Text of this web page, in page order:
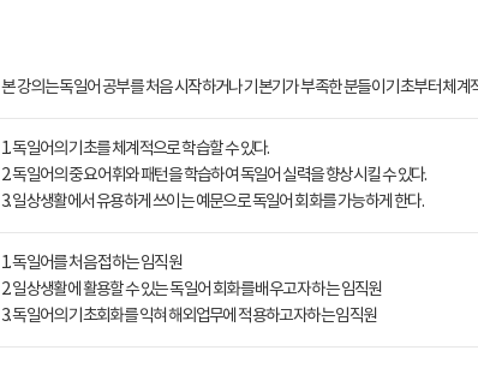
본 강의는 독일어 공부를 처음 시작하거나 기본기가 부족한 분들이 기초부터 체
1. 독일어의 기초를 체계적으로 학습할 수 있다.
2. 독일어의 중요 어휘와 패턴을 학습하여 독일어 실력을 향상시킬 수 있다.
3. 일상생활에서 유용하게 쓰이는 예문으로 독일어 회화를 가능하게 한다.
1. 독일어를 처음 접하는 임직원
2. 일상생활에 활용할 수 있는 독일어 회화를 배우고자 하는 임직원
3. 독일어의 기초회화를 익혀 해외업무에 적용하고자하는 임직원